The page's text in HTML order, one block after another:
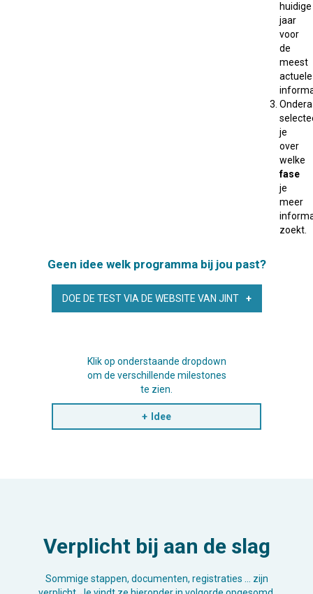
huidige
jaar
voor
de
meest
actuele
je
over
welke
fase
je
meer
zoekt.
Geen idee welk programma bij jou past?
DOE DE TEST VIA DE WEBSITE VAN JINT
Klik op onderstaande dropdown
om de verschillende milestones
te zien.
Idee
Verplicht bij aan de slag
Sommige stappen, documenten, registraties … zijn